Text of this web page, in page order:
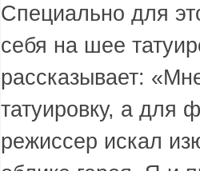
Специально для
себя на шее
рассказывает:
татуировку, а для
режиссер искал